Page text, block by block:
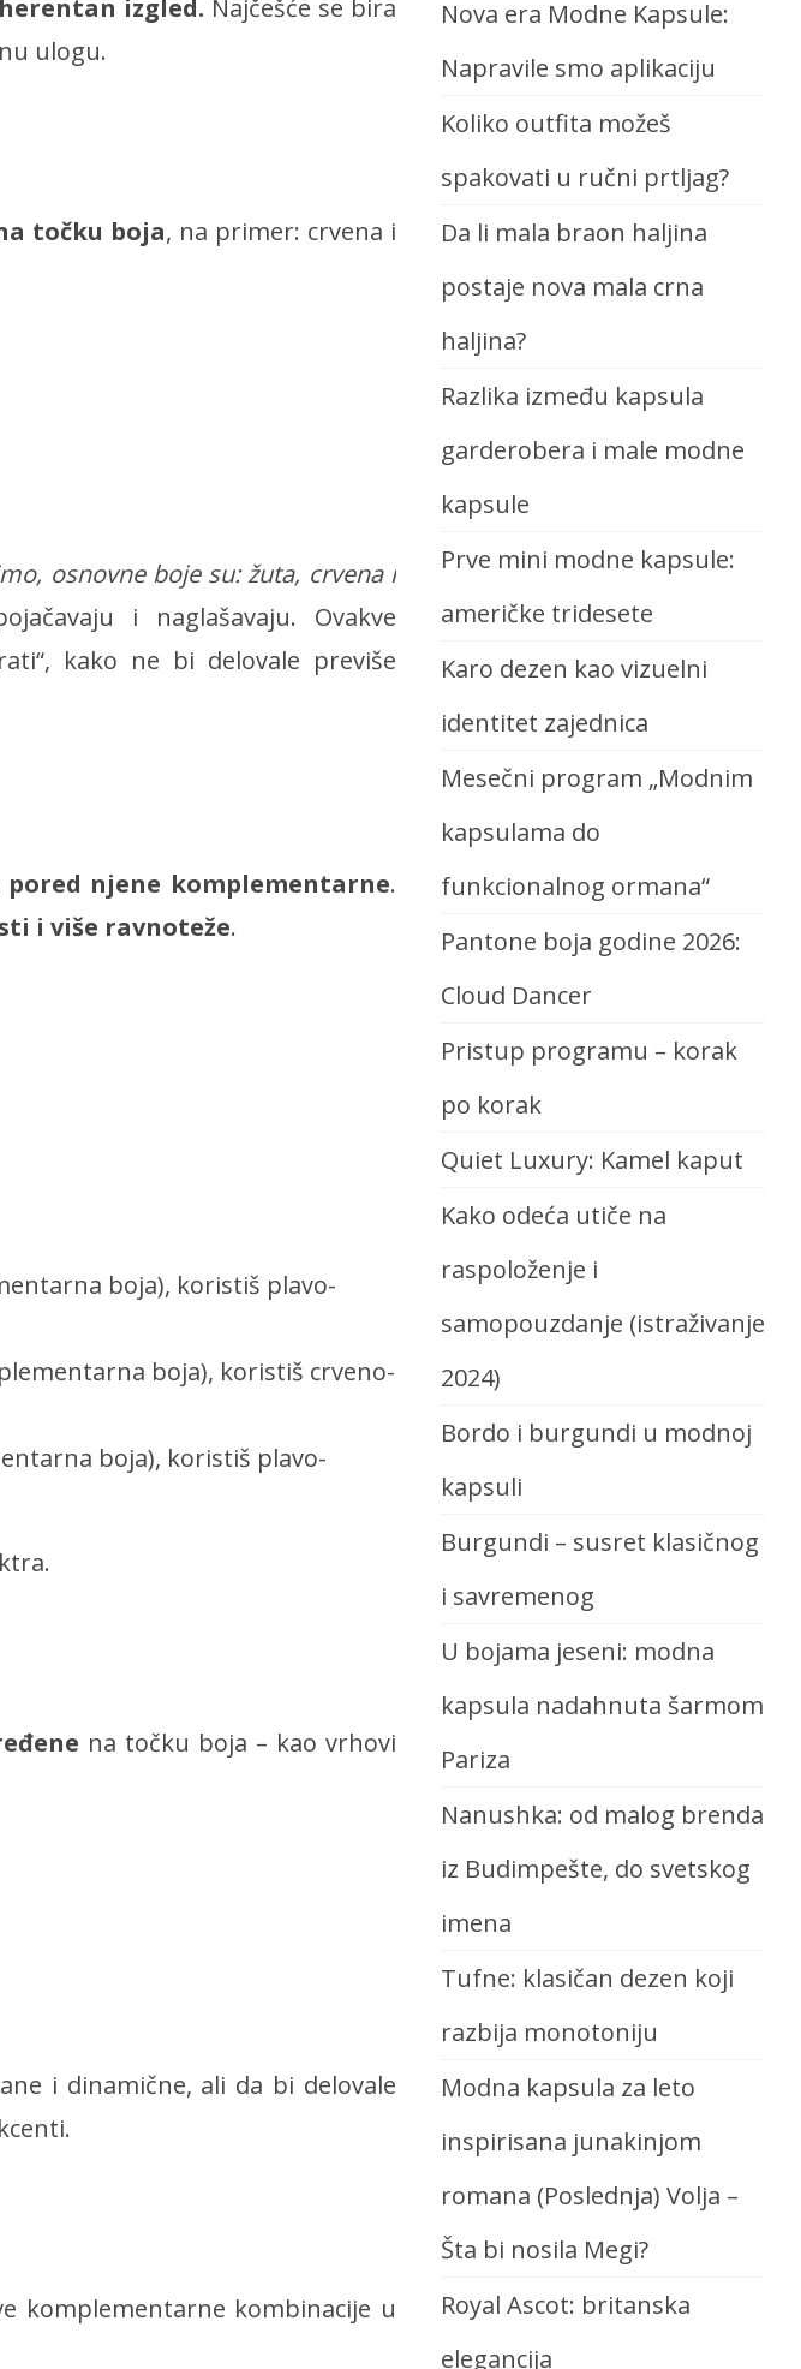
izgled. Najčešće se bira
ulogu.
točku boja, na primer: crvena i
osnovne boje su: žuta, crvena i
i naglašavaju. Ovakve
kako ne bi delovale previše
pored njene komplementarne.
i više ravnoteže.
boja), koristiš plavo-
boja), koristiš crveno-
boja), koristiš plavo-
na točku boja – kao vrhovi
i dinamične, ali da bi delovale
komplementarne kombinacije u
Nova era Modne Kapsule:
Napravile smo aplikaciju
Koliko outfita možeš
spakovati u ručni prtljag?
Da li mala braon haljina
postaje nova mala crna
haljina?
Razlika između kapsula
garderobera i male modne
kapsule
Prve mini modne kapsule:
američke tridesete
Karo dezen kao vizuelni
identitet zajednica
Mesečni program „Modnim
kapsulama do
funkcionalnog ormana“
Pantone boja godine 2026:
Cloud Dancer
Pristup programu – korak
po korak
Quiet Luxury: Kamel kaput
Kako odeća utiče na
raspoloženje i
samopouzdanje (istraživanje
2024)
Bordo i burgundi u modnoj
kapsuli
Burgundi – susret klasičnog
i savremenog
U bojama jeseni: modna
kapsula nadahnuta šarmom
Pariza
Nanushka: od malog brenda
iz Budimpešte, do svetskog
imena
Tufne: klasičan dezen koji
razbija monotoniju
Modna kapsula za leto
inspirisana junakinjom
romana (Poslednja) Volja –
Šta bi nosila Megi?
Royal Ascot: britanska
elegancija